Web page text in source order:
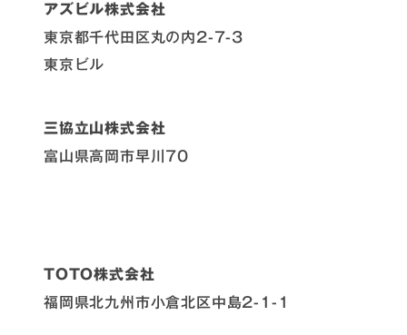
アズビル株式会社
東京都千代田区丸の内2-7-3
東京ビル
三協立山株式会社
富山県高岡市早川70
TOTO株式会社
福岡県北九州市小倉北区中島2-1-1